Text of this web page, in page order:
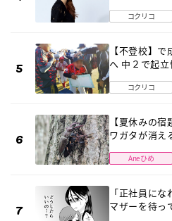
コクリコ
【不登校】
へ 中２で起
コクリコ
【夏休みの
ワガタが消え
Aneひめ
「正社員に
マザーを待っ